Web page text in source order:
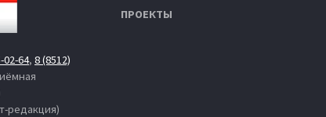
02-64, 8 (8512)
редакция)
ПРОЕКТЫ